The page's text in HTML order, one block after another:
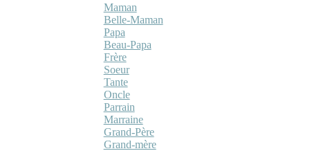
Maman
Belle-Maman
Papa
Beau-Papa
Frère
Soeur
Tante
Oncle
Parrain
Marraine
Grand-Père
Grand-mère